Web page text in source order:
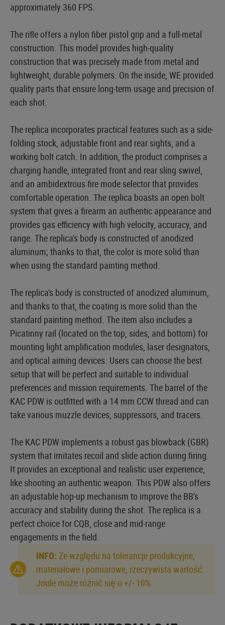
approximately 360 FPS.
The rifle offers a nylon fiber pistol grip and a full-metal
construction. This model provides high-quality
construction that was precisely made from metal and
lightweight, durable polymers. On the inside, WE provided
quality parts that ensure long-term usage and precision of
each shot.
The replica incorporates practical features such as a side-
folding stock, adjustable front and rear sights, and a
working bolt catch. In addition, the product comprises a
charging handle, integrated front and rear sling swivel,
and an ambidextrous fire mode selector that provides
comfortable operation. The replica boasts an open bolt
system that gives a firearm an authentic appearance and
provides gas efficiency with high velocity, accuracy, and
range. The replica's body is constructed of anodized
aluminum; thanks to that, the color is more solid than
when using the standard painting method.
The replica's body is constructed of anodized aluminum,
and thanks to that, the coating is more solid than the
standard painting method. The item also includes a
Picatinny rail (located on the top, sides, and bottom) for
mounting light amplification modules, laser designators,
and optical aiming devices. Users can choose the best
setup that will be perfect and suitable to individual
preferences and mission requirements. The barrel of the
KAC PDW is outfitted with a 14 mm CCW thread and can
take various muzzle devices, suppressors, and tracers.
The KAC PDW implements a robust gas blowback (GBR)
system that imitates recoil and slide action during firing.
It provides an exceptional and realistic user experience,
like shooting an authentic weapon. This PDW also offers
an adjustable hop-up mechanism to improve the BB's
accuracy and stability during the shot. The replica is a
perfect choice for CQB, close and mid-range
engagements in the field.
INFO: Ze względu na tolerancje produkcyjne,
materiałowe i pomiarowe, rzeczywista wartość
Joule może różnić się o +/- 10%.